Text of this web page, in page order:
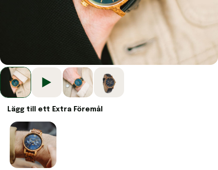
Lägg till ett Extra Föremål